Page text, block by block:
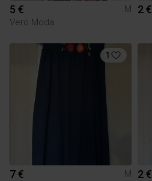
5 €
M
Vero Moda
2 €
1
7 € M 2 €